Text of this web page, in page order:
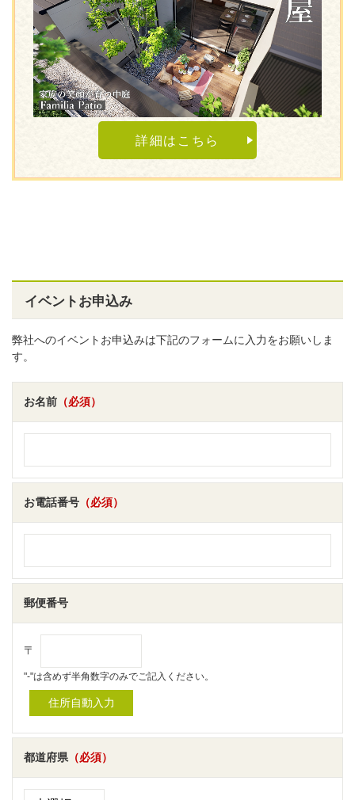
詳細はこちら
イベントお申込み
弊社へのイベントお申込みは下記のフォームに入力をお願いしま
す。
お名前 （必須）
お電話番号 （必須）
郵便番号
〒
"-"は含めず半角数字のみでご記入ください。
都道府県 （必須）